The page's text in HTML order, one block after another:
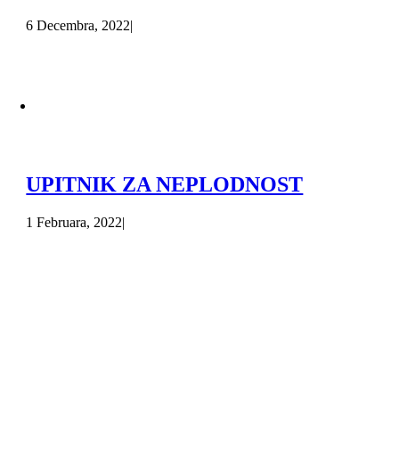
6 Decembra, 2022|
UPITNIK ZA NEPLODNOST
1 Februara, 2022|